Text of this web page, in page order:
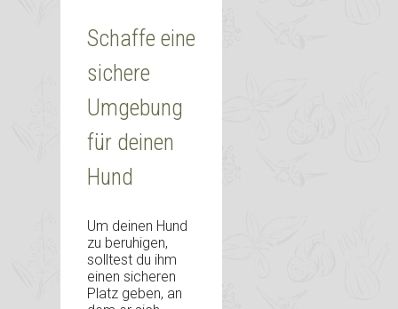
Schaffe eine
sichere
Umgebung
für deinen
Hund
Um deinen Hund
zu beruhigen,
solltest du ihm
einen sicheren
Platz geben, an